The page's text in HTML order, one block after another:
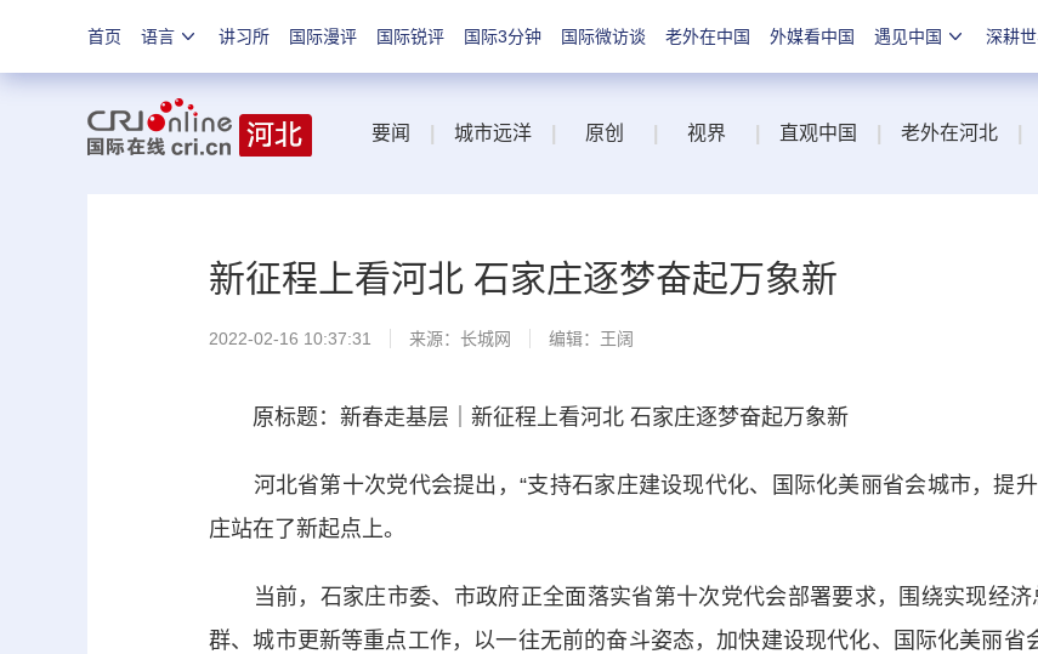
首页 语言 讲习所 国际漫评 国际锐评 国际3分钟 国际微访谈 老外在中国 外媒看中国 遇见中国 深耕
要闻 城市远洋 原创 视界 直观中国 老外在河北
新征程上看河北 石家庄逐梦奋起万象新
2022-02-16 10:37:31 来源： 长城网 编辑：王阔
原标题：新春走基层｜新征程上看河北 石家庄逐梦奋起万象新
河北省第十次党代会提出，“支持石家庄建设现代化、国际化美丽省会城市，提
庄站在了新起点上。
当前，石家庄市委、市政府正全面落实省第十次党代会部署要求，围绕实现经济
群、城市更新等重点工作，以一往无前的奋斗姿态，加快建设现代化、国际化美丽